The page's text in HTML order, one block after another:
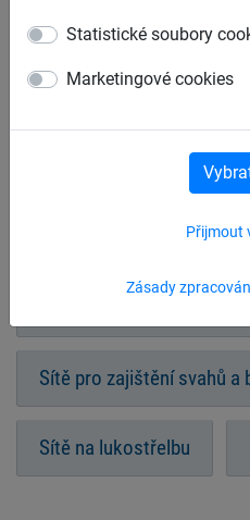
Statistické soubory
Marketingové cookies
Zásady
Přijmout
Sítě proti ptákům a
Dělící závěsy do
Ochranné sítě pro
Sítě pro zajištění svahů a
Sítě na lukostřelbu